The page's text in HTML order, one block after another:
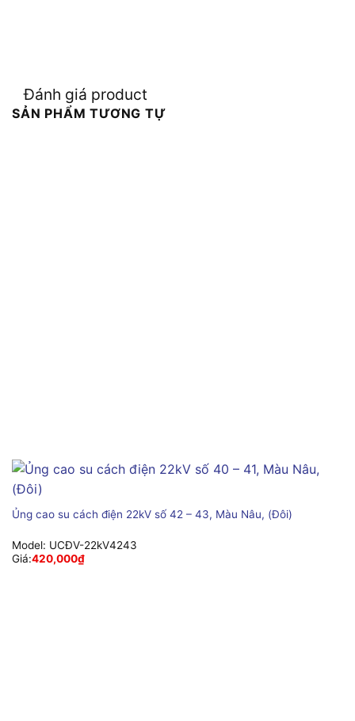
Đánh giá product
SẢN PHẨM TƯƠNG TỰ
Ủng cao su cách điện 22kV số 42 – 43, Màu Nâu, (Đôi)
Model: UCĐV-22kV4243
Giá:420,000₫